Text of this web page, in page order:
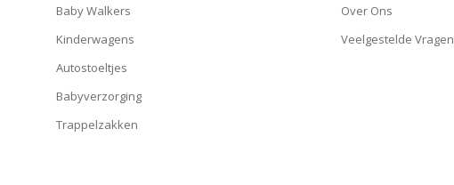
Baby Walkers
Kinderwagens
Autostoeltjes
Babyverzorging
Trappelzakken
Over Ons
Veelgestelde Vragen